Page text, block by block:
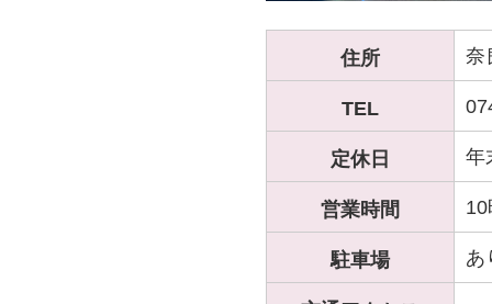
住所 奈
TEL
定休日 年
営業時間
駐車場 あ